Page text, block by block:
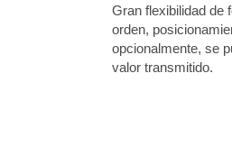
Gran flexibilidad de
orden,
opcionalmente, se
valor transmitido.